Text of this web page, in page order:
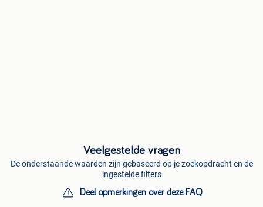
Veelgestelde vragen
De onderstaande waarden zijn gebaseerd op je zoekopdracht en de
ingestelde filters
Deel opmerkingen over deze FAQ